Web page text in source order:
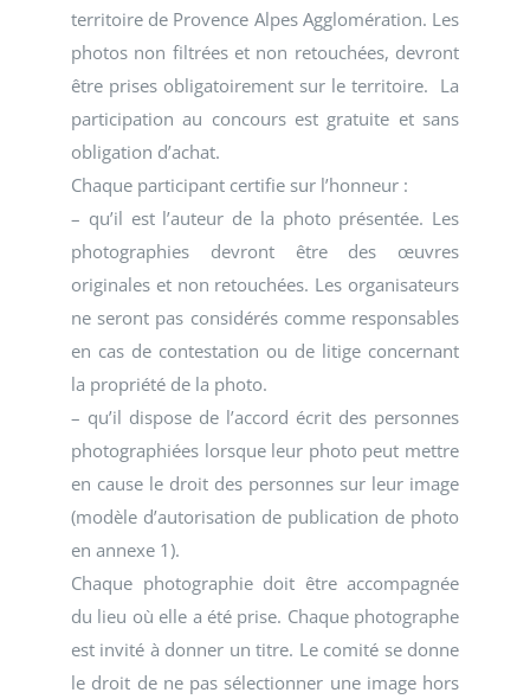
territoire de Provence Alpes Agglomération. Les
photos non filtrées et non retouchées, devront
être prises obligatoirement sur le territoire. La
participation au concours est gratuite et sans
obligation d’achat.
Chaque participant certifie sur l’honneur :
– qu’il est l’auteur de la photo présentée. Les
photographies devront être des œuvres
originales et non retouchées. Les organisateurs
ne seront pas considérés comme responsables
en cas de contestation ou de litige concernant
la propriété de la photo.
– qu’il dispose de l’accord écrit des personnes
photographiées lorsque leur photo peut mettre
en cause le droit des personnes sur leur image
(modèle d’autorisation de publication de photo
en annexe 1).
Chaque photographie doit être accompagnée
du lieu où elle a été prise. Chaque photographe
est invité à donner un titre. Le comité se donne
le droit de ne pas sélectionner une image hors